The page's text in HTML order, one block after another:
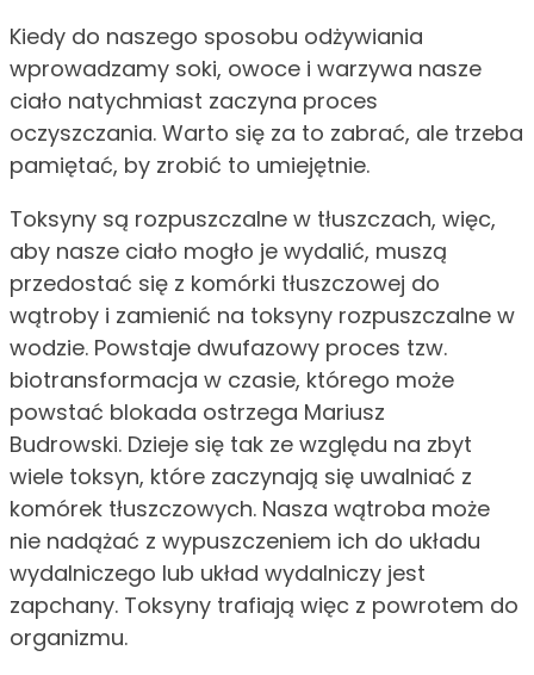
Kiedy do naszego sposobu odżywiania
wprowadzamy soki, owoce i warzywa nasze
ciało natychmiast zaczyna proces
oczyszczania. Warto się za to zabrać, ale trzeba
pamiętać, by zrobić to umiejętnie.
Toksyny są rozpuszczalne w tłuszczach, więc,
aby nasze ciało mogło je wydalić, muszą
przedostać się z komórki tłuszczowej do
wątroby i zamienić na toksyny rozpuszczalne w
wodzie. Powstaje dwufazowy proces tzw.
biotransformacja w czasie, którego może
powstać blokada ostrzega Mariusz
Budrowski. Dzieje się tak ze względu na zbyt
wiele toksyn, które zaczynają się uwalniać z
komórek tłuszczowych. Nasza wątroba może
nie nadążać z wypuszczeniem ich do układu
wydalniczego lub układ wydalniczy jest
zapchany. Toksyny trafiają więc z powrotem do
organizmu.